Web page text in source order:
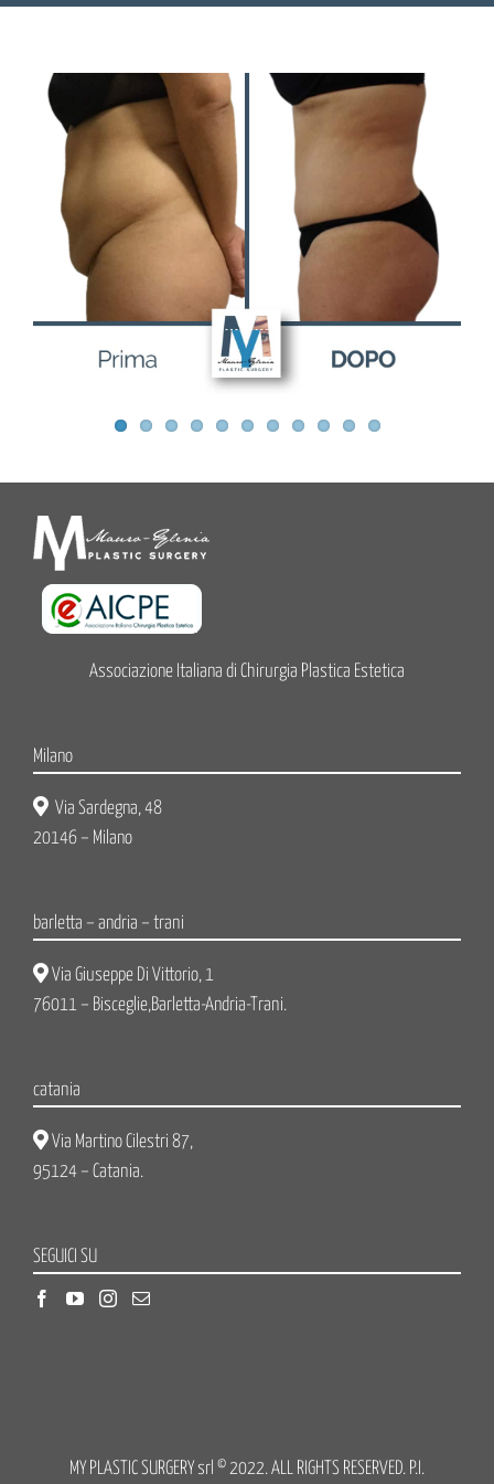
Associazione Italiana di Chirurgia Plastica Estetica
Milano
Via Sardegna, 48
20146 – Milano
barletta – andria – trani
Via Giuseppe Di Vittorio, 1
76011 – Bisceglie,Barletta-Andria-Trani.
catania
Via Martino Cilestri 87,
95124 – Catania.
SEGUICI SU
MY PLASTIC SURGERY srl © 2022. ALL RIGHTS RESERVED. P.I.